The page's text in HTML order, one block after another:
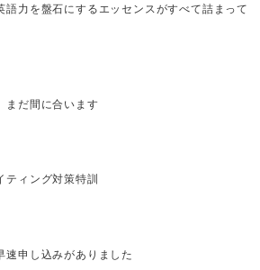
語力を盤石にするエッセンスがすべて詰まって
まだ間に合います
ティング対策特訓
速申し込みがありました